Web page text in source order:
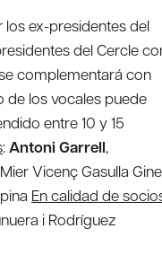
los ex-presidentes del
del Cercle
complementará con
de los vocales puede
entre 10 y 15
:Antoni Garrell,
Vicenç Gasulla
En calidad de
i Rodríguez